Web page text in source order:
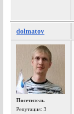
dolmatov
Посетитель
Репутация:3